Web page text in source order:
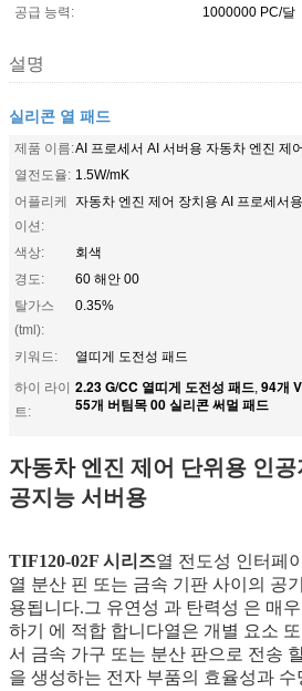
공급 능력:
1000000 PC/달
설명
실리콘 열 패드
제품 이름:AI 프로세서 AI 서버용 자동차 엔진 제
열전도율: 1.5W/mK
어플리케
이션:
자동차 엔진 제어 장치용 AI 프로세서
색상:
회색
경도:
60 해안 00
탈가스
(tml):
0.35%
키워드:
열띠게 도전성 패드
하이 라이
트:
2.23 G/CC 열띠게 도전성 패드, 94개
55개 버팀목 00 실리콘 써멀 패드
자동차 엔진 제어 단위용 인
공지능 서버용
TIF120-02F 시리즈열 전도성 인터페
열 분산 핀 또는 금속 기판 사이의 공
용됩니다.그 유연성 과 탄력성 은 매
하기 에 적합 합니다열은 개별 요소
서 금속 가구 또는 분산 판으로 전송
을 생성하는 전자 부품의 효율성과